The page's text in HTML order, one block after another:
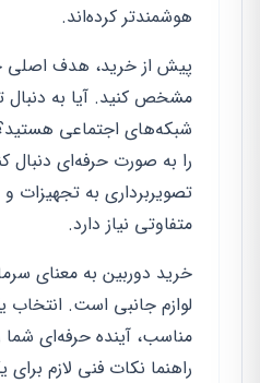
هوشمندتر کرده‌اند.
پیش از خرید، هدف اصلی
مشخص کنید. آیا به دنبال
شبکه‌های اجتماعی
را به صورت حرفه‌ای دنبال
تصویربرداری به
متفاوتی نیاز دارد.
خرید دوربین به معنای
مناسب، آینده حرفه‌ای
راهنما نکات فنی لازم